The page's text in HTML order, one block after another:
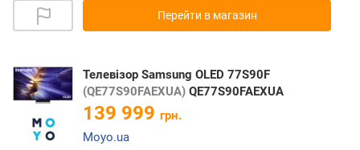
Перейти в магазин
Телевізор Samsung OLED 77S90F
(QE77S90FAEXUA) QE77S90FAEXUA
139 999 грн.
Moyo.ua